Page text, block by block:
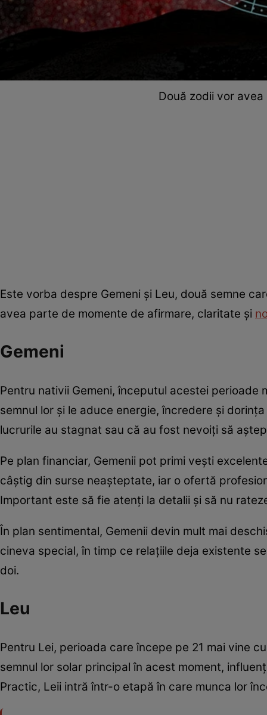
Două zodii vor
Este vorba despre Gemeni și Leu, două semne
avea parte de momente de afirmare, claritate și
Gemeni
Pentru nativii Gemeni, începutul acestei
semnul lor și le aduce energie, încredere și
lucrurile au stagnat sau că au fost nevoiți să
Pe plan financiar, Gemenii pot primi vești
câștig din surse neașteptate, iar o ofertă
Important este să fie atenți la detalii și să nu
În plan sentimental, Gemenii devin mult mai
cineva special, în timp ce relațiile deja existente
doi.
Leu
Pentru Lei, perioada care începe pe 21 mai vine
semnul lor solar principal în acest moment,
Practic, Leii intră într-o etapă în care munca lor